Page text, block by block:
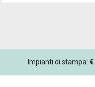
Impianti di stampa:€